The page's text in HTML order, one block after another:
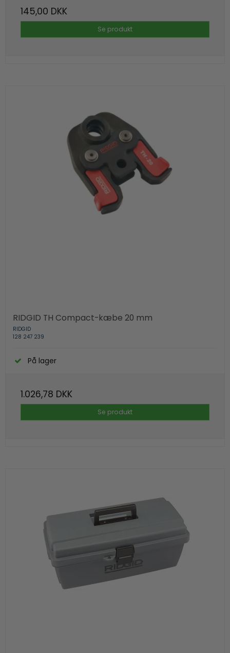
145,00 DKK
Se produkt
RIDGID TH Compact-kæbe 20 mm
RIDGID
128 247 239
På lager
1.026,78 DKK
Se produkt